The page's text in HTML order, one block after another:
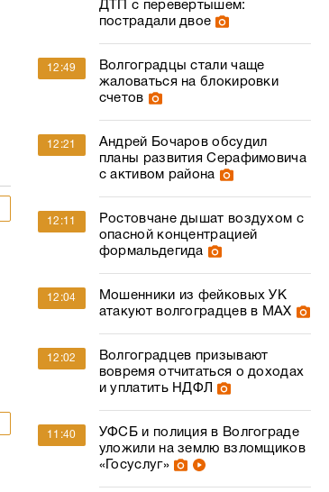
ДТП с перевертышем:
пострадали двое
12:49
Волгоградцы стали чаще
жаловаться на блокировки
счетов
12:21
Андрей Бочаров обсудил
планы развития Серафимовича
с активом района
12:11
Ростовчане дышат воздухом с
опасной концентрацией
формальдегида
12:04
Мошенники из фейковых УК
атакуют волгоградцев в МАХ
12:02
Волгоградцев призывают
вовремя отчитаться о доходах
и уплатить НДФЛ
11:40
УФСБ и полиция в Волгограде
уложили на землю взломщиков
«Госуслуг»